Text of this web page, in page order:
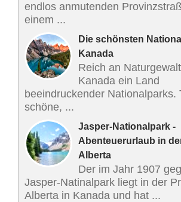
endlos anmutenden
einem ...
Die schönsten
Kanada
Reich an
Kanada ein Land
beeindruckender Nationalparks.
schöne, ...
Jasper-Nationalpark -
Abenteuerurlaub in
Alberta
Der im Jahr 1907
Jasper-Natinalpark liegt in der
Alberta in Kanada und hat ...